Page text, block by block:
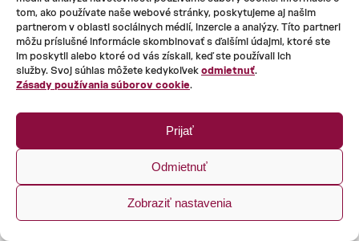
tom, ako používate naše webové stránky, poskytujeme aj našim
partnerom v oblasti sociálnych médií, inzercie a analýzy. Títo partneri
môžu príslušné informácie skombinovať s ďalšími údajmi, ktoré ste
im poskytli alebo ktoré od vás získali, keď ste používali ich
služby. Svoj súhlas môžete kedykoľvek odmietnuť.
Zásady používania súborov cookie.
Prijať
Odmietnuť
Zobraziť nastavenia